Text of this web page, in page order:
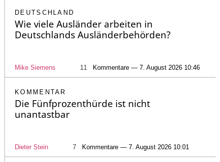
DEUTSCHLAND
Wie viele Ausländer arbeiten in
Deutschlands Ausländerbehörden?
Mike Siemens 11 Kommentare — 7. August 2026 10:46
KOMMENTAR
Die Fünfprozenthürde ist nicht
unantastbar
Dieter Stein 7 Kommentare — 7. August 2026 10:01